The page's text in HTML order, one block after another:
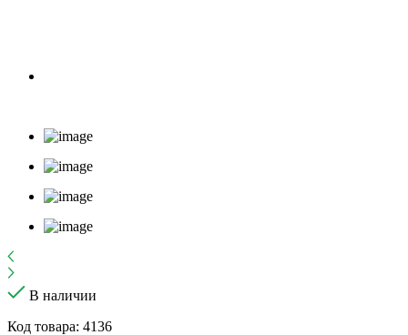
В наличии
Код товара: 4136